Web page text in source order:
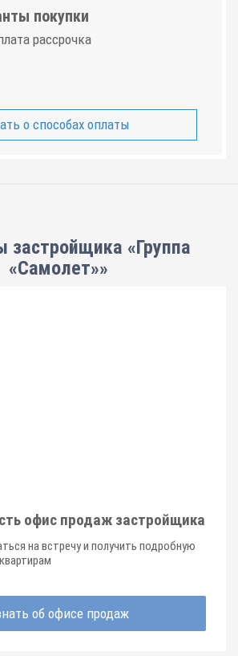
покупки
рассрочка
о способах оплаты
застройщика «Группа
«Самолет»»
офис продаж застройщика
на встречу и получить подробную
об офисе продаж